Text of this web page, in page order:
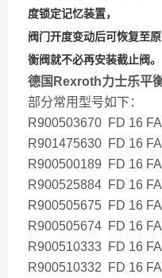
度锁定记忆装置，
阀门开度变动后可恢复至
衡阀就不必再安装截止阀。
德国Rexroth力士乐平
部分常用型号如下：
R900503670 FD 16
R901475630 FD 16
R900500189 FD 16
R900525884 FD 16
R900505675 FD 16
R900505674 FD 16
R900510333 FD 16
R900510332 FD 16